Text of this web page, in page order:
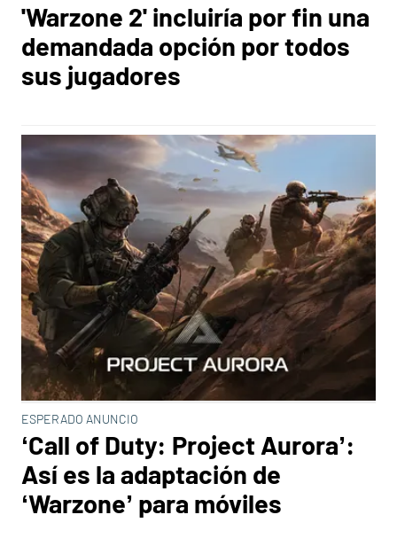
'Warzone 2' incluiría por fin una
demandada opción por todos
sus jugadores
ESPERADO ANUNCIO
‘Call of Duty: Project Aurora’:
Así es la adaptación de
‘Warzone’ para móviles